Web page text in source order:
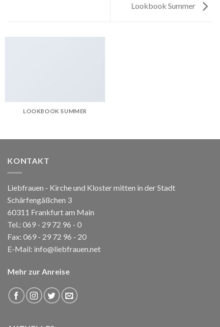
Lookbook Summer
LOOKBOOK SUMMER
KONTAKT
Liebfrauen - Kirche und Kloster mitten in der Stadt
Schärfengäßchen 3
60311 Frankfurt am Main
Tel.: 069 - 29 72 96 - 0
Fax: 069 - 29 72 96 - 20
E-Mail: info@liebfrauen.net
Mehr zur Anreise